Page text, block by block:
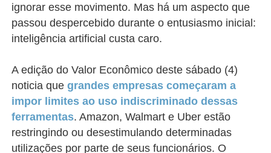
ignorar esse movimento. Mas há um aspecto que
passou despercebido durante o entusiasmo inicial:
inteligência artificial custa caro.
A edição do Valor Econômico deste sábado (4)
noticia quegrandes empresas começaram a
impor limites ao uso indiscriminado dessas
ferramentas. Amazon, Walmart e Uber estão
restringindo ou desestimulando determinadas
utilizações por parte de seus funcionários. O